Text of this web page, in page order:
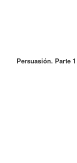
Persuasión. Parte 1